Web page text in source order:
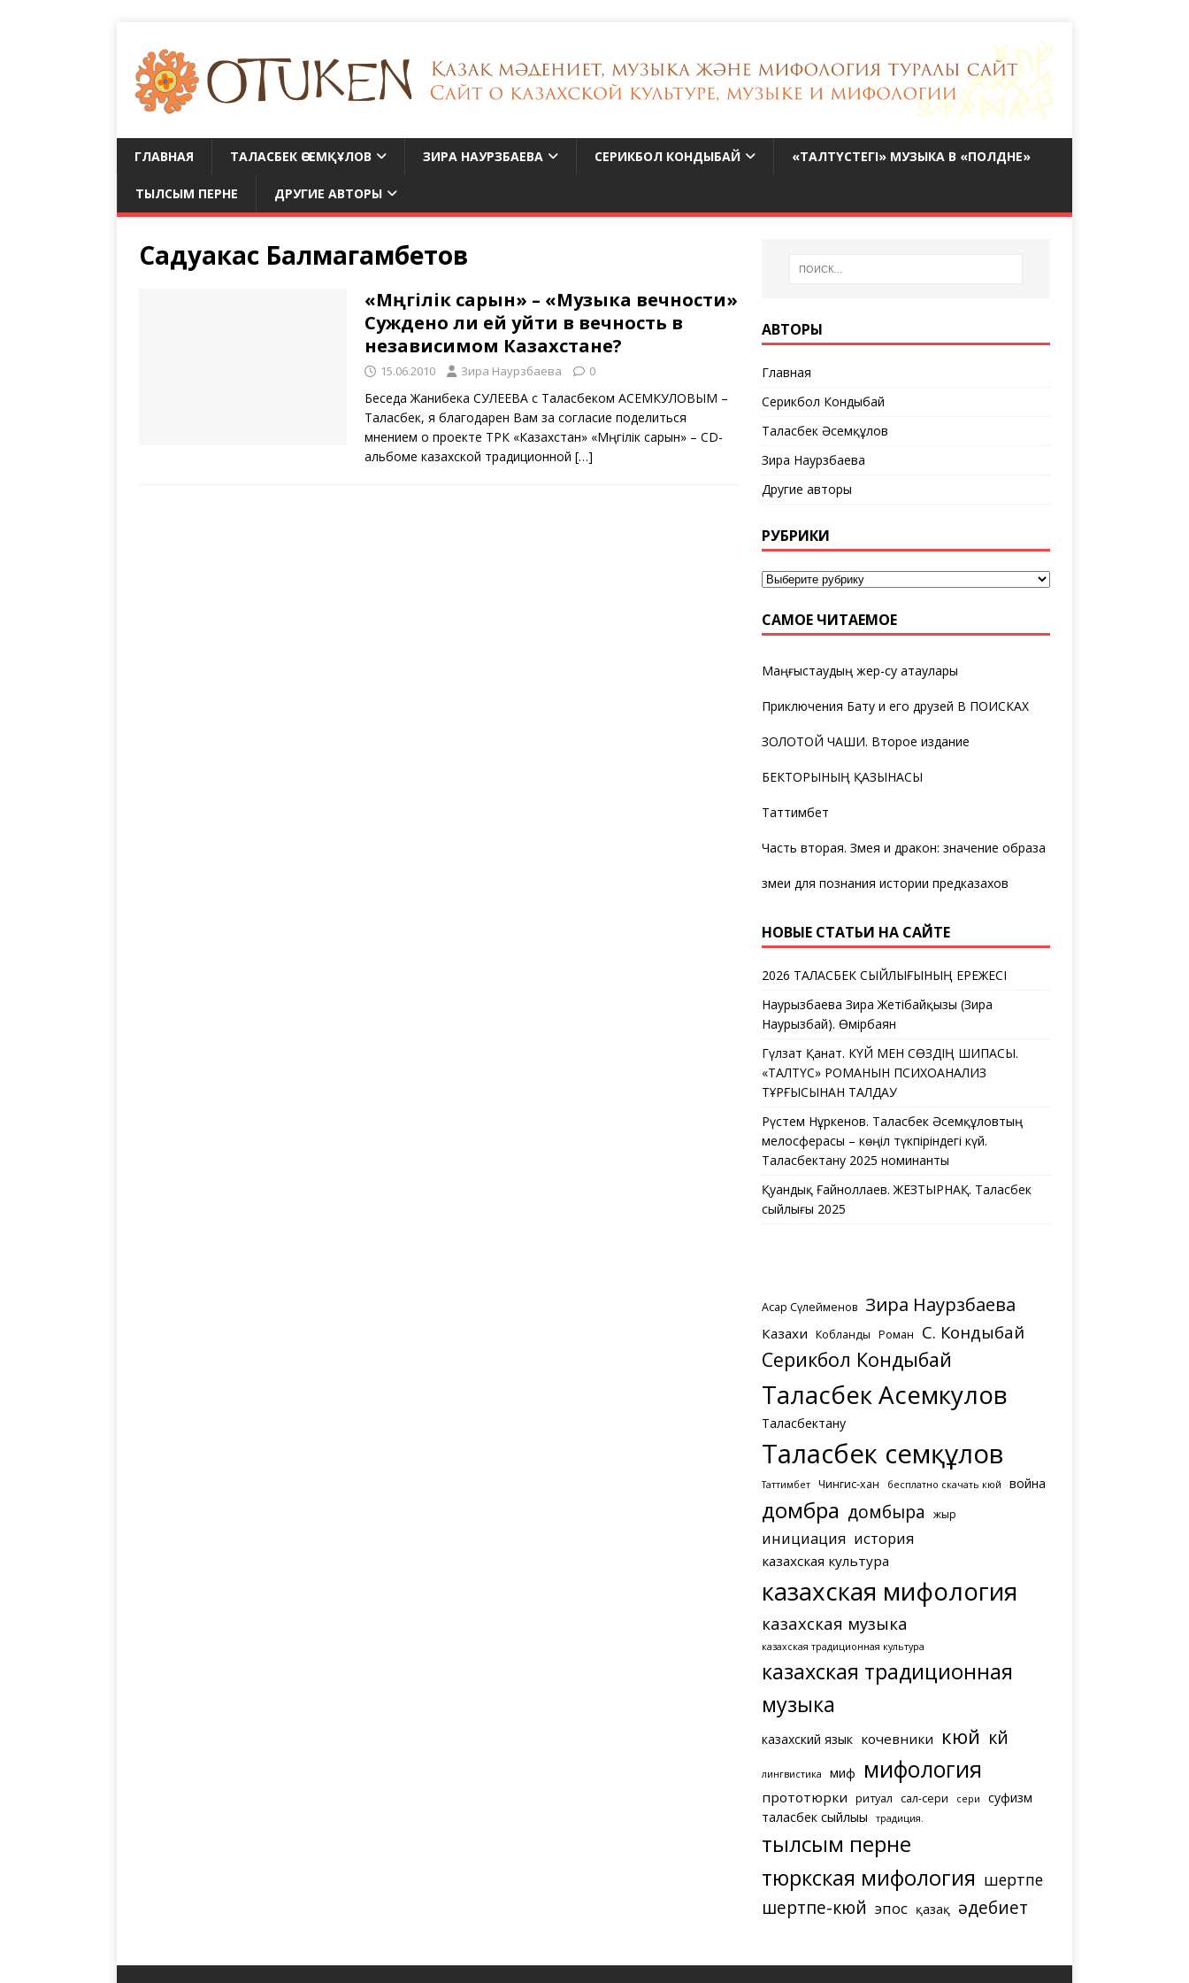
ГЛАВНАЯ ТАЛАСБЕК ӘСЕМҚҰЛОВ ЗИРА НАУРЗБАЕВА СЕРИКБОЛ КОНДЫБАЙ «ТАЛТҮСТЕГІ» МУЗЫКА В «ПОЛДНЕ»
ТЫЛСЫМ ПЕРНЕ ДРУГИЕ АВТОРЫ
Садуакас Балмагамбетов
«Мәңгілік сарын» – «Музыка вечности»
Суждено ли ей уйти в вечность в
независимом Казахстане?
15.06.2010 Зира Наурзбаева 0
Беседа Жанибека СУЛЕЕВА с Таласбеком АСЕМКУЛОВЫМ –
Таласбек, я благодарен Вам за согласие поделиться
мнением о проекте ТРК «Казахстан» «Мәңгілік сарын» – CD-
альбоме казахской традиционной […]
АВТОРЫ
Главная
Серикбол Кондыбай
Таласбек Әсемқұлов
Зира Наурзбаева
Другие авторы
РУБРИКИ
САМОЕ ЧИТАЕМОЕ
Маңғыстаудың жер-су атаулары
Приключения Бату и его друзей В ПОИСКАХ
ЗОЛОТОЙ ЧАШИ. Второе издание
БЕКТОРЫНЫҢ ҚАЗЫНАСЫ
Таттимбет
Часть вторая. Змея и дракон: значение образа
змеи для познания истории предказахов
НОВЫЕ СТАТЬИ НА САЙТЕ
2026 ТАЛАСБЕК СЫЙЛЫҒЫНЫҢ ЕРЕЖЕСІ
Наурызбаева Зира Жетібайқызы (Зира
Наурызбай). Өмірбаян
Гүлзат Қанат. КҮЙ МЕН СӨЗДІҢ ШИПАСЫ.
«ТАЛТҮС» РОМАНЫН ПСИХОАНАЛИЗ
ТҰРҒЫСЫНАН ТАЛДАУ
Рүстем Нұркенов. Таласбек Әсемқұловтың
мелосферасы – көңіл түкпіріндегі күй.
Таласбектану 2025 номинанты
Қуандық Ғайноллаев. ЖЕЗТЫРНАҚ. Таласбек
сыйлығы 2025
Асқар Сүлейменов Зира Наурзбаева
Казахи Кобланды Роман С. Кондыбай
Серикбол Кондыбай
Таласбек Асемкулов
Таласбектану
Таласбек Әсемқұлов
Таттимбет Чингис-хан бесплатно скачать кюй война
домбра домбыра жыр
инициация история
казахская культура
казахская мифология
казахская музыка
казахская традиционная культура
казахская традиционная
музыка
казахский язык кочевники кюй күй
лингвистика миф мифология
прототюрки ритуал сал-сери сери
суфизм
таласбек сыйлығы
традиция.
тылсым перне
тюркская мифология шертпе
шертпе-кюй эпос қазақ әдебиет